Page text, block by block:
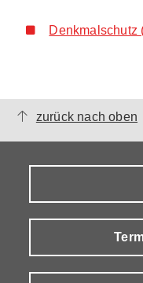
Denkmalschutz
zurück nach oben